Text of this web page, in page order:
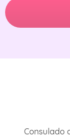
Consulado